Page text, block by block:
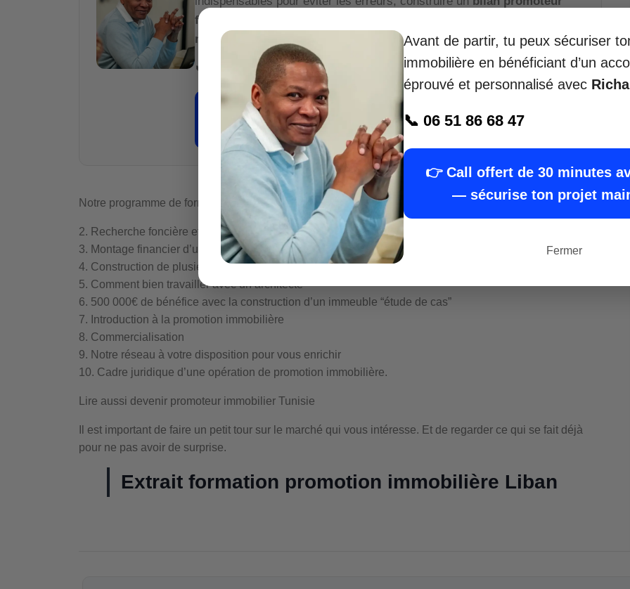
fiable
moindre euro
📞 06 51 86 68 47
👉Je veux sécuriser mon projet avec Richard — call de 30
minutes offert
Notre programme de formation
2. Recherche foncière et étude de faisabilité d’un projet immobilier
3. Montage financier d’une promotion immobilière
4. Construction de plusieurs maisons avec un budget de 30 000€
5. Comment bien travailler avec un architecte
6. 500 000€ de bénéfice avec la construction d’un immeuble “étude de cas”
7. Introduction à la promotion immobilière
8. Commercialisation
9. Notre réseau à votre disposition pour vous enrichir
10. Cadre juridique d’une opération de promotion immobilière.
Lire aussi devenir promoteur immobilier Tunisie
Il est important de faire un petit tour sur le marché qui vous intéresse. Et de regarder ce qui se fait déjà
pour ne pas avoir de surprise.
Extrait formation promotion immobilière Liban
Avant de partir, tu peux sécuriser
immobilière en bénéficiant d’un
éprouvé et personnalisé avec
📞 06 51 86 68 47
👉 Call offert de 30 minutes
— sécurise ton projet
Fermer